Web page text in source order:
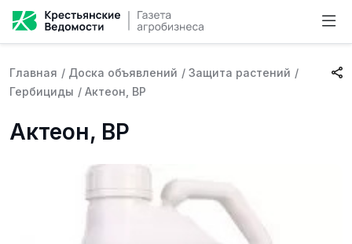
Главная / Доска объявлений / Защита растений /
Гербициды / Актеон, ВР
Актеон, ВР